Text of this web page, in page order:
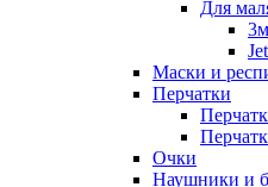
Для
3м
Маски и
Перчатки
Очки
Наушники и